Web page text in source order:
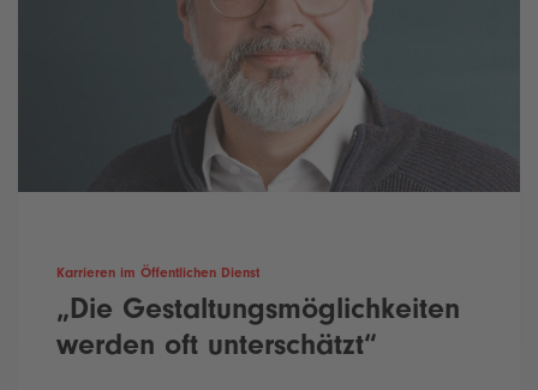
Karrieren im Öffentlichen Dienst
„Die Gestaltungsmöglichkeiten
werden oft unterschätzt“